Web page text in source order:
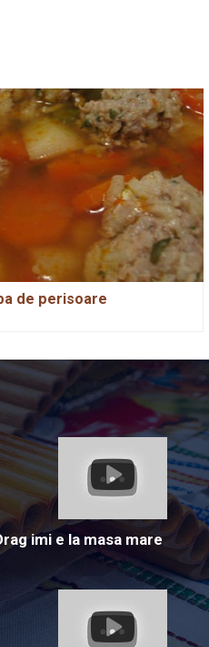
de perisoare
imi e la masa mare